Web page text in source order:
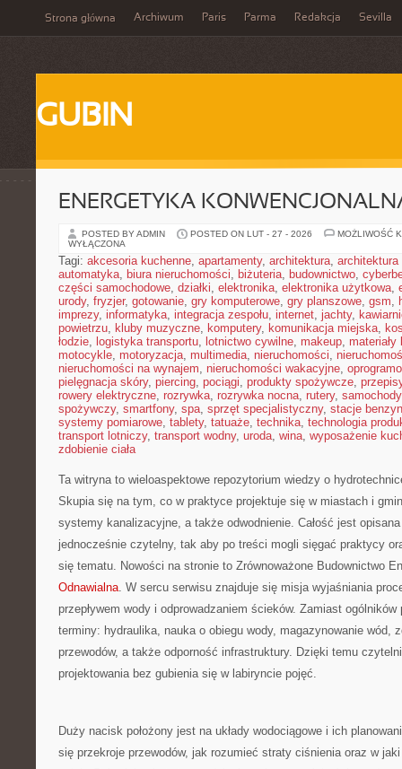
Strona główna Archiwum Paris Parma Redakcja Sevilla
GUBIN
ENERGETYKA
POSTED BY ADMIN POSTED ON LUT - 27 - 2026
MOŻLIWOŚĆ
WYŁĄCZONA
Tagi: akcesoria kuchenne, apartamenty, architektura, architektura
automatyka, biura nieruchomości, biżuteria, budownictwo,
części samochodowe, działki, elektronika, elektronika użytkowa,
urody, fryzjer, gotowanie, gry komputerowe, gry planszowe, gsm,
imprezy, informatyka, integracja zespołu, internet, jachty,
powietrzu, kluby muzyczne, komputery, komunikacja miejska,
łodzie, logistyka transportu, lotnictwo cywilne, makeup, materiały
motocykle, motoryzacja, multimedia, nieruchomości,
nieruchomości na wynajem, nieruchomości wakacyjne,
pielęgnacja skóry, piercing, pociągi, produkty spożywcze,
rowery elektryczne, rozrywka, rozrywka nocna, rutery, samochody
spożywczy, smartfony, spa, sprzęt specjalistyczny, stacje
systemy pomiarowe, tablety, tatuaże, technika, technologia
transport lotniczy, transport wodny, uroda, wina, wyposażenie
zdobienie ciała
Ta witryna to wieloaspektowe repozytorium wiedzy o
Skupia się na tym, co w praktyce projektuje się w miastach i
systemy kanalizacyjne, a także odwodnienie. Całość jest
jednocześnie czytelny, tak aby po treści mogli sięgać praktycy
się tematu. Nowości na stronie to Zrównoważone Budownictwo
Odnawialna. W sercu serwisu znajduje się misja wyjaśniania
przepływem wody i odprowadzaniem ścieków. Zamiast
terminy: hydraulika, nauka o obiegu wody, magazynowanie wód,
przewodów, a także odporność infrastruktury. Dzięki temu
projektowania bez gubienia się w labiryncie pojęć.
Duży nacisk położony jest na układy wodociągowe i ich
się przekroje przewodów, jak rozumieć straty ciśnienia oraz w